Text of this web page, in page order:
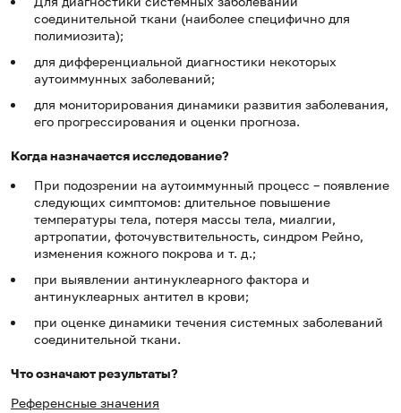
соединительной ткани (наиболее специфично для
полимиозита);
для дифференциальной диагностики некоторых
аутоиммунных заболеваний;
для мониторирования динамики развития заболевания,
его прогрессирования и оценки прогноза.
Когда назначается исследование?
При подозрении на аутоиммунный процесс – появление
следующих симптомов: длительное повышение
температуры тела, потеря массы тела, миалгии,
артропатии, фоточувствительность, синдром Рейно,
изменения кожного покрова и т. д.;
при выявлении антинуклеарного фактора и
антинуклеарных антител в крови;
при оценке динамики течения системных заболеваний
соединительной ткани.
Что означают результаты?
Референсные значения